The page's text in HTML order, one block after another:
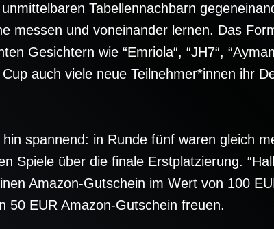
Tabellennachbarn
messen und voneinander lernen. Das
Gesichtern wie “Emriola“, “JH7“,
auch viele neue Teilnehmer*innen ihr
spannend: in Runde fünf waren gleich
Spiele über die finale Erstplatzierung.
Amazon-Gutschein im Wert von 100
50 EUR Amazon-Gutschein freuen.